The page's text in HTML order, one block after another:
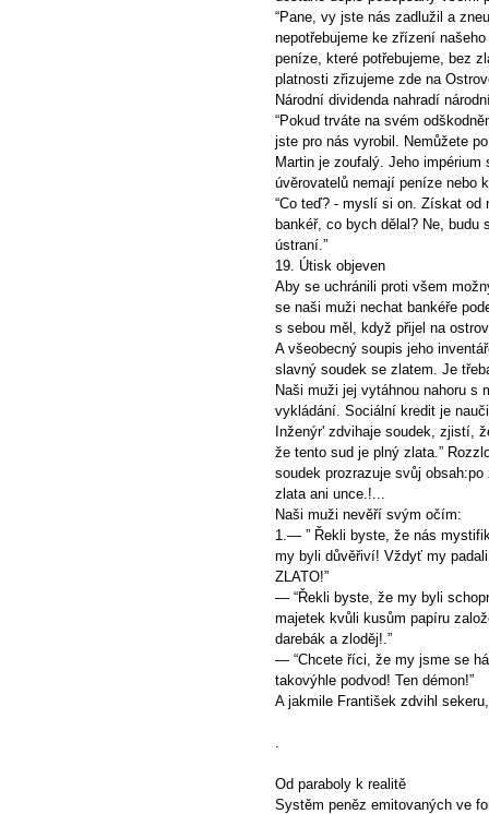
“Pane, vy jste nás zadlužil a
nepotřebujeme ke zřízení
peníze, které potřebujeme, bez
platnosti zřizujeme zde na
Národní dividenda nahradí
“Pokud trváte na svém
jste pro nás vyrobil. Nemůžete
Martin je zoufalý. Jeho
úvěrovatelů nemají peníze nebo
“Co teď? - myslí si on. Získat
bankéř, co bych dělal? Ne,
ústraní.”
19. Útisk objeven
Aby se uchránili proti všem
se naši muži nechat bankéře
s sebou měl, když přijel na
A všeobecný soupis jeho
slavný soudek se zlatem. Je
Naši muži jej vytáhnou nahoru s
vykládání. Sociální kredit je
Inženýr' zdvihaje soudek, zjistí,
že tento sud je plný zlata.”
soudek prozrazuje svůj
zlata ani unce.!...
Naši muži nevěří svým očím:
1.— ” Řekli byste, že nás
my byli důvěřiví! Vždyť my
ZLATO!”
— “Řekli byste, že my byli
majetek kvůli kusům papíru
darebák a zloděj!.”
— “Chcete říci, že my jsme se
takovýhle podvod! Ten démon!”
A jakmile František zdvihl
.
Od paraboly k realitě
Systěm peněz emitovaných ve